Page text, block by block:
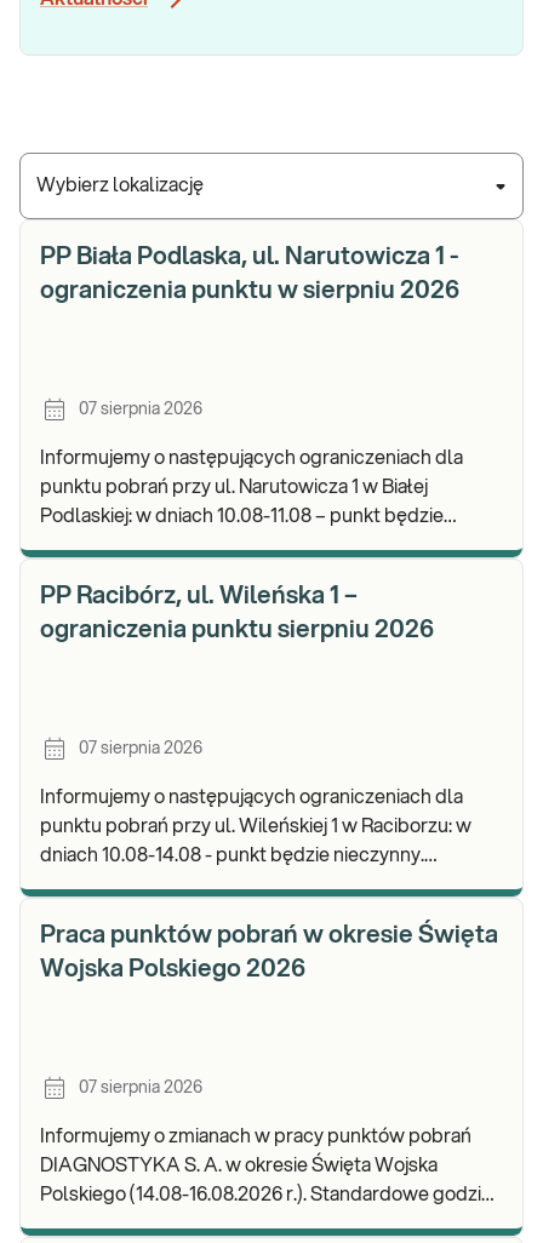
Wybierz lokalizację
PP Biała Podlaska, ul. Narutowicza 1 -
ograniczenia punktu w sierpniu 2026
07 sierpnia 2026
Informujemy o następujących ograniczeniach dla
punktu pobrań przy ul. Narutowicza 1 w Białej
Podlaskiej: w dniach 10.08-11.08 – punkt będzie
PP Racibórz, ul. Wileńska 1 –
ograniczenia punktu sierpniu 2026
07 sierpnia 2026
Informujemy o następujących ograniczeniach dla
punktu pobrań przy ul. Wileńskiej 1 w Raciborzu: w
dniach 10.08-14.08 - punkt będzie nieczynny.
Praca punktów pobrań w okresie Święta
Wojska Polskiego 2026
07 sierpnia 2026
Informujemy o zmianach w pracy punktów pobrań
DIAGNOSTYKA S. A. w okresie Święta Wojska
Polskiego (14.08-16.08.2026 r.). Standardowe godziny